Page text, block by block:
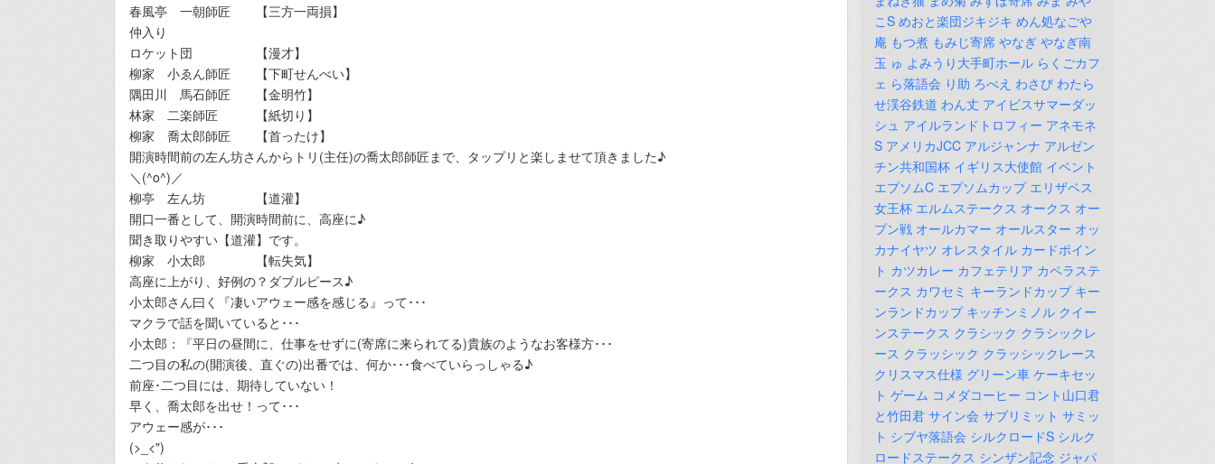
春風亭 一朝師匠 【三方一両損】
仲入り
ロケット団 【漫才】
柳家 小ゑん師匠 【下町せんべい】
隅田川 馬石師匠 【金明竹】
林家 二楽師匠 【紙切り】
柳家 喬太郎師匠 【首ったけ】
開演時間前の左ん坊さんからトリ(主任)の喬太郎師匠まで、タップリと楽しませて頂きました♪
＼(^o^)／
柳亭 左ん坊 【道灌】
開口一番として、開演時間前に、高座に♪
聞き取りやすい【道灌】です。
柳家 小太郎 【転失気】
高座に上がり、好例の？ダブルピース♪
小太郎さん曰く『凄いアウェー感を感じる』って･･･
マクラで話を聞いていると･･･
小太郎：『平日の昼間に、仕事をせずに(寄席に来られてる)貴族のようなお客様方･･･
二つ目の私の(開演後、直ぐの)出番では、何か･･･食べていらっしゃる♪
前座･二つ目には、期待していない！
早く、喬太郎を出せ！って･･･
アウェー感が･･･
(>_<")
こS めおと楽団ジキジキ めん処なごや
庵 もつ煮 もみじ寄席 やなぎ やなぎ南
玉 ゅ よみうり大手町ホール らくごカフ
ェ ら落語会 り助 ろべえ わさび わたら
せ渓谷鉄道 わん丈 アイビスサマーダッ
シュ アイルランドトロフィー アネモネ
S アメリカJCC アルジャンナ アルゼン
チン共和国杯 イギリス大使館 イベント
エプソムC エプソムカップ エリザベス
女王杯 エルムステークス オークス オー
プン戦 オールカマー オールスター オッ
カナイヤツ オレスタイル カードポイン
ト カツカレー カフェテリア カペラステ
ークス カワセミ キーランドカップ キー
ンランドカップ キッチンミノル クイー
ンステークス クラシック クラシックレ
ース クラッシック クラッシックレース
クリスマス仕様 グリーン車 ケーキセッ
ト ゲーム コメダコーヒー コント山口君
と竹田君 サイン会 サブリミット サミッ
ト シブヤ落語会 シルクロードS シルク
ロードステークス シンザン記念 ジャパ